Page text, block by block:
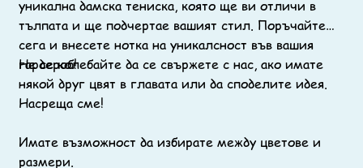
уникална дамска тениска, която ще ви отличи в
тълпата и ще подчертае вашият стил. Поръчайте
сега и внесете нотка на уникалсност във вашия
гардероб!
Не се колебайте да се свържете с нас, ако имате
някой друг цвят в главата или да споделите идея.
Насреща сме!
Имате възможност да избирате между цветове и
размери.